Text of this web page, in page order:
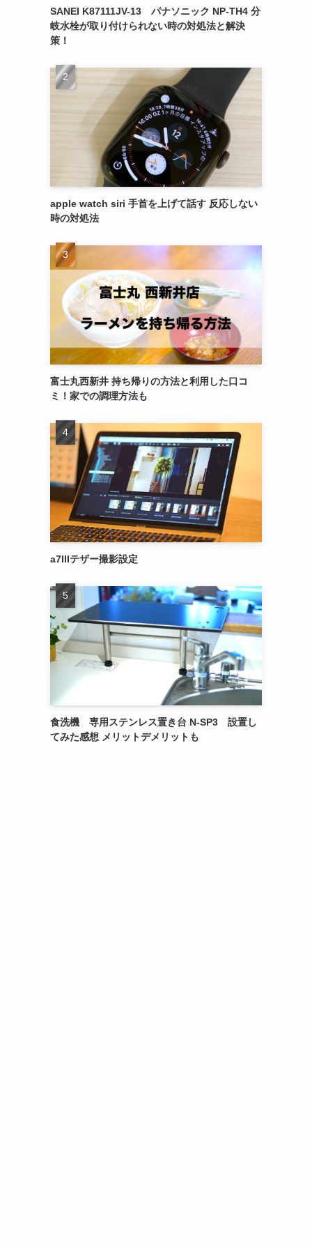
SANEI K87111JV-13 パナソニック NP-TH4 分
岐水栓が取り付けられない時の対処法と解決
策！
apple watch siri 手首を上げて話す 反応しない
時の対処法
富士丸西新井 持ち帰りの方法と利用した口コ
ミ！家での調理方法も
a7IIIテザー撮影設定
食洗機 専用ステンレス置き台 N-SP3 設置し
てみた感想 メリットデメリットも